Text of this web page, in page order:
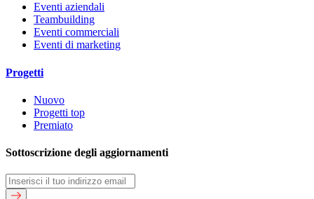
Eventi aziendali
Teambuilding
Eventi commerciali
Eventi di marketing
Progetti
Nuovo
Progetti top
Premiato
Sottoscrizione degli aggiornamenti